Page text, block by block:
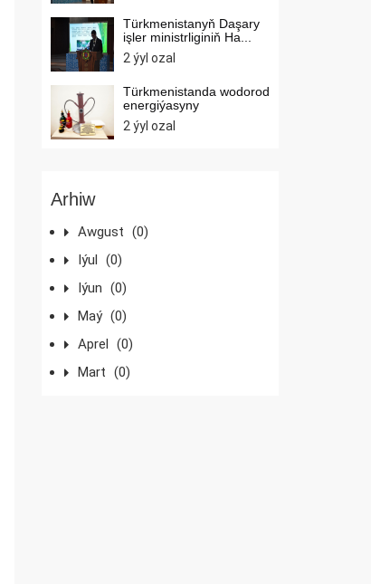
Türkmenistanyň Daşary
işler ministrliginiň Ha...
2 ýyl ozal
Türkmenistanda wodorod
energiýasyny
ösdürmek...
2 ýyl ozal
Arhiw
Awgust (0)
Iýul (0)
Iýun (0)
Maý (0)
Aprel (0)
Mart (0)